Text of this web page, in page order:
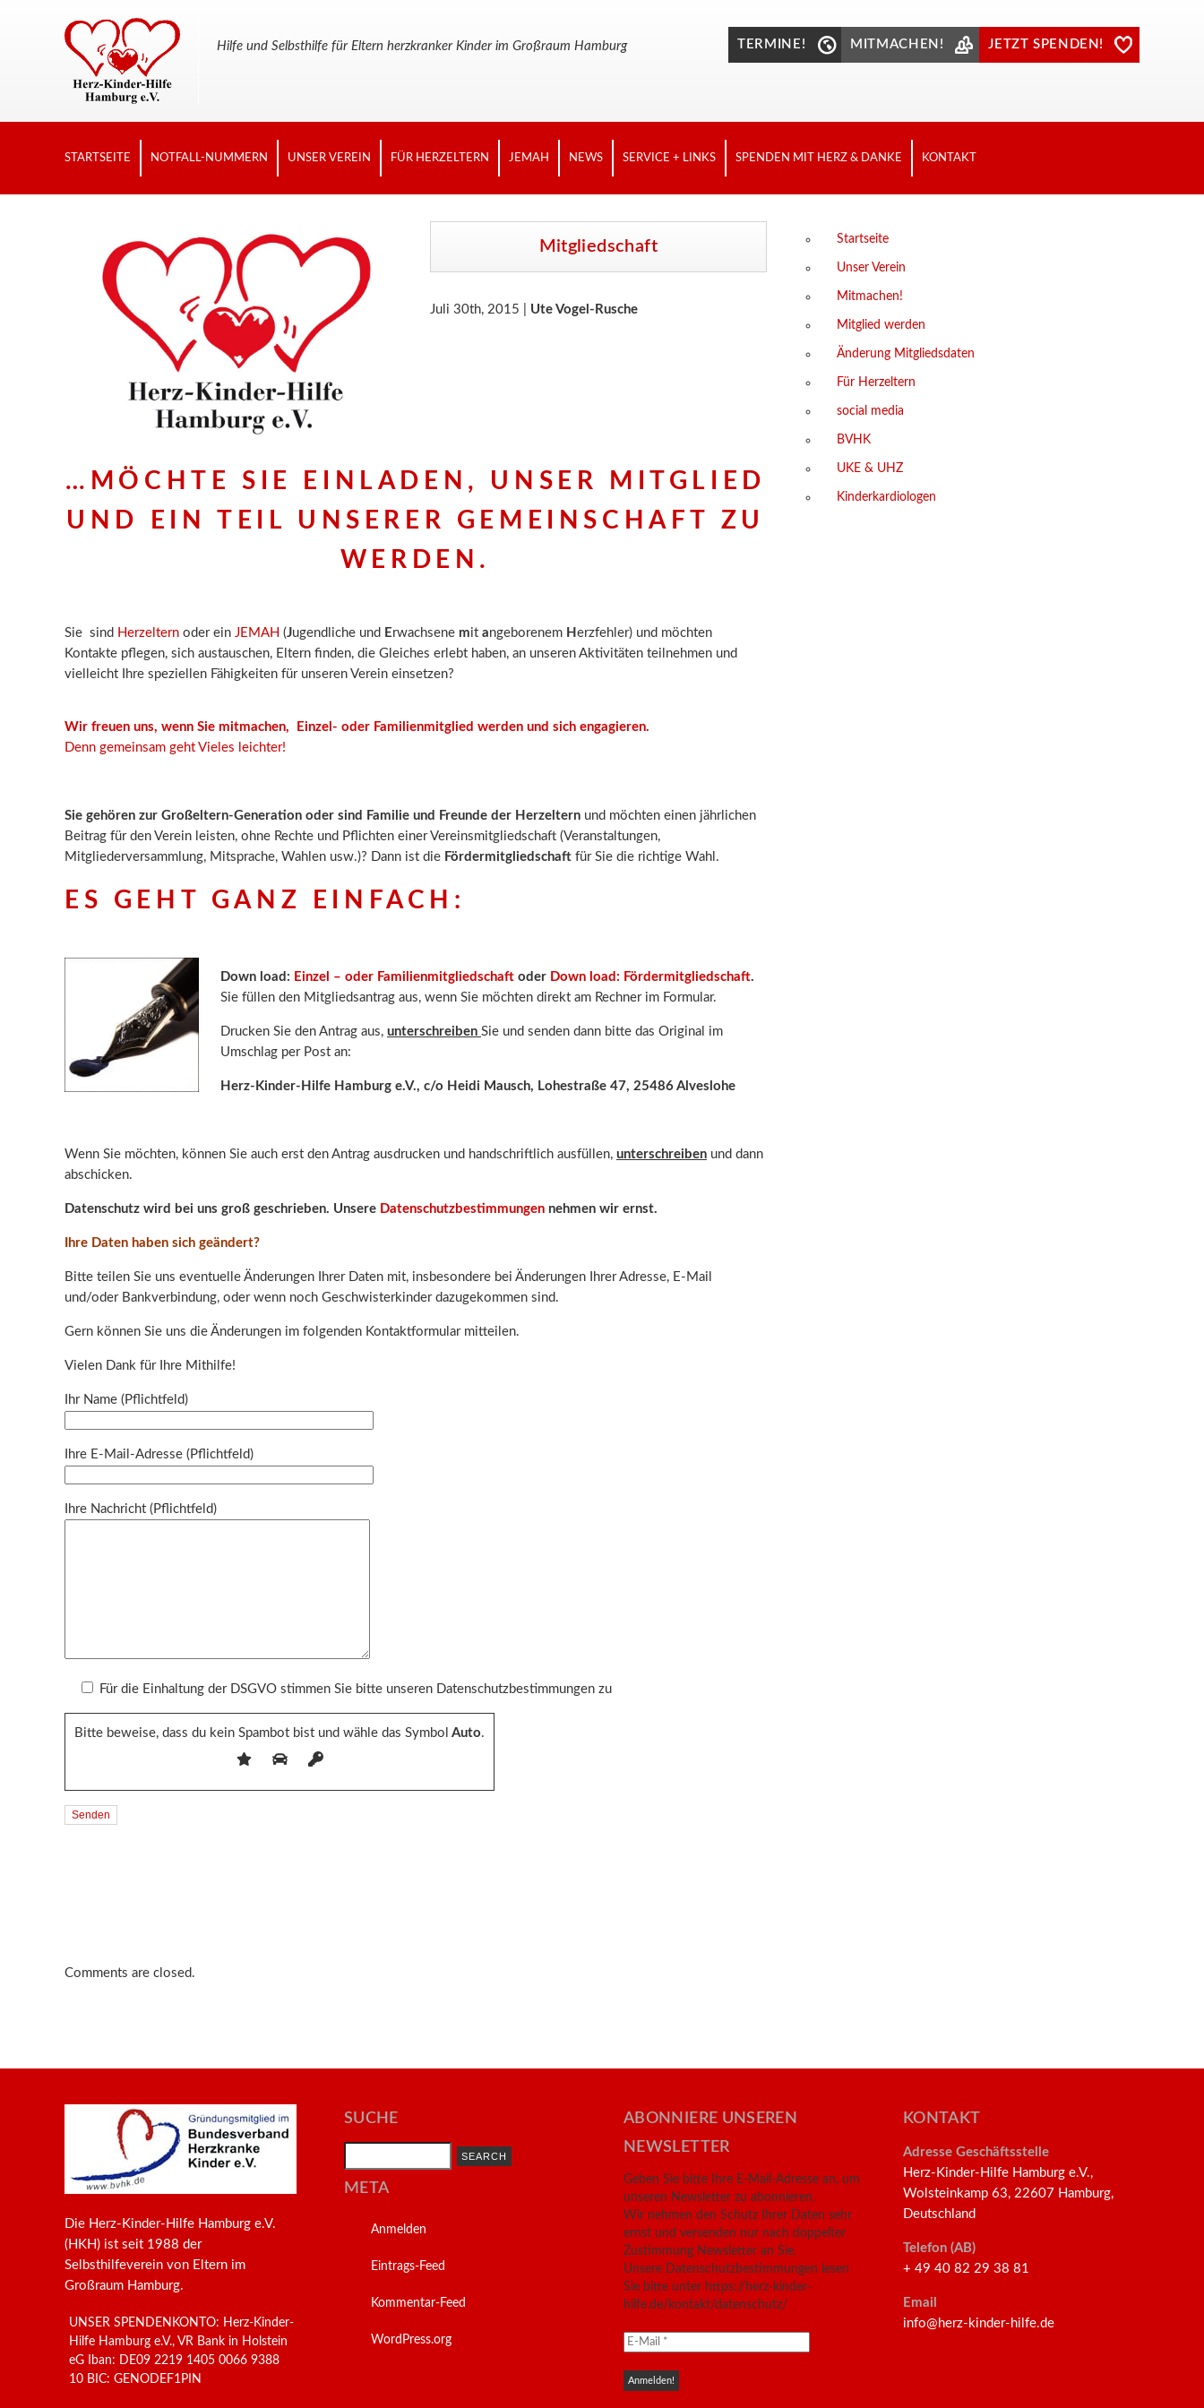
Hilfe und Selbsthilfe für Eltern herzkranker Kinder im Großraum Hamburg TERMINE! MITMACHEN! JETZT SPENDEN!
STARTSEITE NOTFALL-NUMMERN UNSER VEREIN FÜR HERZELTERN JEMAH NEWS SERVICE + LINKS SPENDEN MIT HERZ & DANKE KONTAKT
Mitgliedschaft
Juli 30th, 2015 | Ute Vogel-Rusche
…MÖCHTE SIE EINLADEN, UNSER MITGLIED
UND EIN TEIL UNSERER GEMEINSCHAFT ZU
WERDEN .
Sie sind Herzeltern oder ein JEMAH (Jugendliche und Erwachsene mit angeborenem H erzfehler) und möchten
Kontakte pflegen, sich austauschen, Eltern finden, die Gleiches erlebt haben, an unseren Aktivitäten teilnehmen und
vielleicht Ihre speziellen Fähigkeiten für unseren Verein einsetzen?
Wir freuen uns, wenn Sie mitmachen, Einzel- oder Familienmitglied werden und sich engagieren.
Denn gemeinsam geht Vieles leichter!
Sie gehören zur Großeltern-Generation oder sind Familie und Freunde der Herzeltern und möchten einen jährlichen
Beitrag für den Verein leisten, ohne Rechte und Pflichten einer Vereinsmitgliedschaft (Veranstaltungen,
Mitgliederversammlung, Mitsprache, Wahlen usw.)? Dann ist die Fördermitgliedschaft für Sie die richtige Wahl.
ES GEHT GANZ EINFACH:
Down load: Einzel – oder Familienmitgliedschaft oder Down load: Fördermitgliedschaft.
Sie füllen den Mitgliedsantrag aus, wenn Sie möchten direkt am Rechner im Formular.
Drucken Sie den Antrag aus, unterschreiben Sie und senden dann bitte das Original im
Umschlag per Post an:
Herz-Kinder-Hilfe Hamburg e.V., c/o Heidi Mausch, Lohestraße 47, 25486 Alveslohe
Wenn Sie möchten, können Sie auch erst den Antrag ausdrucken und handschriftlich ausfüllen, unterschreiben und dann
abschicken.
Datenschutz wird bei uns groß geschrieben. Unsere Datenschutzbestimmungen nehmen wir ernst.
Ihre Daten haben sich geändert?
Bitte teilen Sie uns eventuelle Änderungen Ihrer Daten mit, insbesondere bei Änderungen Ihrer Adresse, E-Mail
und/oder Bankverbindung, oder wenn noch Geschwisterkinder dazugekommen sind.
Gern können Sie uns die Änderungen im folgenden Kontaktformular mitteilen.
Vielen Dank für Ihre Mithilfe!
Ihr Name (Pflichtfeld)
Ihre E-Mail-Adresse (Pflichtfeld)
Ihre Nachricht (Pflichtfeld)
Für die Einhaltung der DSGVO stimmen Sie bitte unseren Datenschutzbestimmungen zu
Bitte beweise, dass du kein Spambot bist und wähle das Symbol Auto.
Comments are closed.
Startseite
Unser Verein
Mitmachen!
Mitglied werden
Änderung Mitgliedsdaten
Für Herzeltern
social media
BVHK
UKE & UHZ
Kinderkardiologen
Die Herz-Kinder-Hilfe Hamburg e.V.
(HKH) ist seit 1988 der
Selbsthilfeverein von Eltern im
Großraum Hamburg.
UNSER SPENDENKONTO: Herz-Kinder-
Hilfe Hamburg e.V., VR Bank in Holstein
eG Iban: DE09 2219 1405 0066 9388
10 BIC: GENODEF1PIN
SUCHE
META
Anmelden
Eintrags-Feed
Kommentar-Feed
WordPress.org
ABONNIERE UNSEREN
NEWSLETTER
Geben Sie bitte Ihre E-Mail-Adresse an, um
unseren Newsletter zu abonnieren.
Wir nehmen den Schutz Ihrer Daten sehr
ernst und versenden nur nach doppelter
Zustimmung Newsletter an Sie.
Unsere Datenschutzbestimmungen lesen
Sie bitte unter https://herz-kinder-
hilfe.de/kontakt/datenschutz/
KONTAKT
Adresse Geschäftsstelle
Herz-Kinder-Hilfe Hamburg e.V.,
Wolsteinkamp 63, 22607 Hamburg,
Deutschland
Telefon (AB)
+ 49 40 82 29 38 81
Email
info@herz-kinder-hilfe.de